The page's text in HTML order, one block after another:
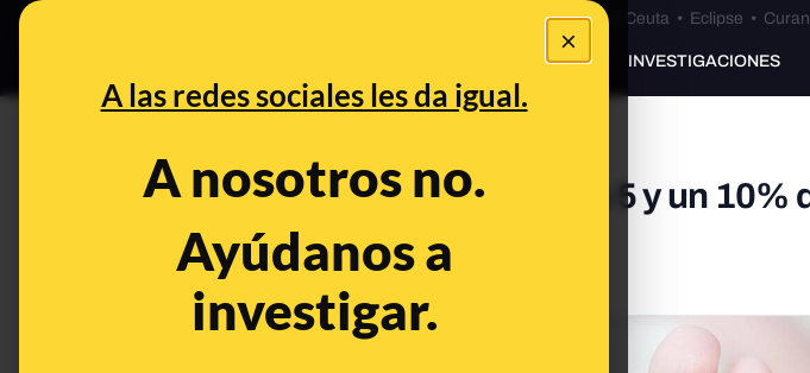
×
A las redes sociales les da igual.
A nosotros no.
Ayúdanos a
investigar.
Especial Ceuta•Bulos Ceuta • Eclipse •
PREBUNKING INVESTIGACIONES
Por qué los bebés pierden entre un 5 y un 10%
horas o días siguientes de nacer